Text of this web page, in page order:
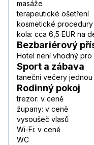
masáže
terapeutické ošetření
kosmetické procedury
kola: cca 6,5 EUR na
Bezbariérový
Hotel není vhodný
Sport a zábava
taneční večery jednou
Rodinný pokoj
trezor: v ceně
župany: v ceně
vysoušeč vlasů
Wi-Fi: v ceně
WC